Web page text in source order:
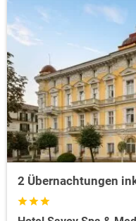
2 Übernachtungen